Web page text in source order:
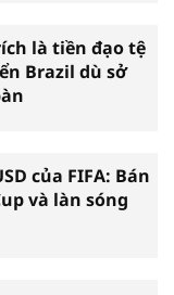
là tiền đạo tệ
Brazil dù sở
của FIFA: Bán
và làn sóng